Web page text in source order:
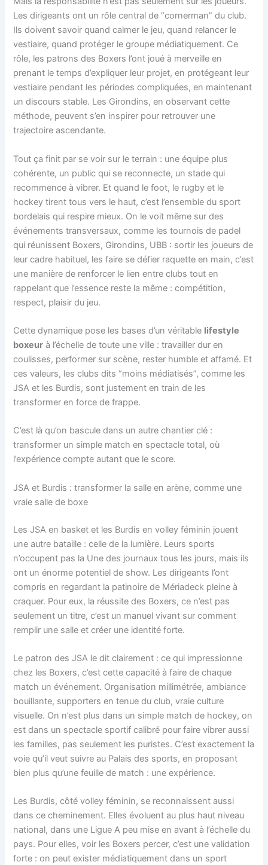
Les dirigeants ont un rôle central de “cornerman” du club.
Ils doivent savoir quand calmer le jeu, quand relancer le
vestiaire, quand protéger le groupe médiatiquement. Ce
rôle, les patrons des Boxers l’ont joué à merveille en
prenant le temps d’expliquer leur projet, en protégeant leur
vestiaire pendant les périodes compliquées, en maintenant
un discours stable. Les Girondins, en observant cette
méthode, peuvent s’en inspirer pour retrouver une
trajectoire ascendante.
Tout ça finit par se voir sur le terrain : une équipe plus
cohérente, un public qui se reconnecte, un stade qui
recommence à vibrer. Et quand le foot, le rugby et le
hockey tirent tous vers le haut, c’est l’ensemble du sport
bordelais qui respire mieux. On le voit même sur des
événements transversaux, comme les tournois de padel
qui réunissent Boxers, Girondins, UBB : sortir les joueurs de
leur cadre habituel, les faire se défier raquette en main, c’est
une manière de renforcer le lien entre clubs tout en
rappelant que l’essence reste la même : compétition,
respect, plaisir du jeu.
Cette dynamique pose les bases d’un véritable lifestyle
boxeur à l’échelle de toute une ville : travailler dur en
coulisses, performer sur scène, rester humble et affamé. Et
ces valeurs, les clubs dits “moins médiatisés”, comme les
JSA et les Burdis, sont justement en train de les
transformer en force de frappe.
C’est là qu’on bascule dans un autre chantier clé :
transformer un simple match en spectacle total, où
l’expérience compte autant que le score.
JSA et Burdis : transformer la salle en arène, comme une
vraie salle de boxe
Les JSA en basket et les Burdis en volley féminin jouent
une autre bataille : celle de la lumière. Leurs sports
n’occupent pas la Une des journaux tous les jours, mais ils
ont un énorme potentiel de show. Les dirigeants l’ont
compris en regardant la patinoire de Mériadeck pleine à
craquer. Pour eux, la réussite des Boxers, ce n’est pas
seulement un titre, c’est un manuel vivant sur comment
remplir une salle et créer une identité forte.
Le patron des JSA le dit clairement : ce qui impressionne
chez les Boxers, c’est cette capacité à faire de chaque
match un événement. Organisation millimétrée, ambiance
bouillante, supporters en tenue du club, vraie culture
visuelle. On n’est plus dans un simple match de hockey, on
est dans un spectacle sportif calibré pour faire vibrer aussi
les familles, pas seulement les puristes. C’est exactement la
voie qu’il veut suivre au Palais des sports, en proposant
bien plus qu’une feuille de match : une expérience.
Les Burdis, côté volley féminin, se reconnaissent aussi
dans ce cheminement. Elles évoluent au plus haut niveau
national, dans une Ligue A peu mise en avant à l’échelle du
pays. Pour elles, voir les Boxers percer, c’est une validation
forte : on peut exister médiatiquement dans un sport